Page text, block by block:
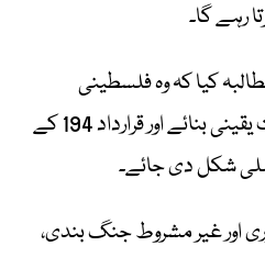
رہے گا۔
کیا کہ وہ فلسطینی
مہاجرین کی مسلسل حمایت یقینی بنائے اور قرارداد 194 کے
شکل دی جائے۔
اور غیر مشروط جنگ بندی،